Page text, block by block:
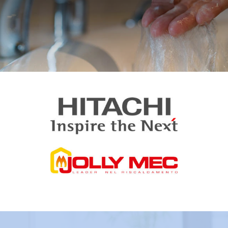
Voir nos produits
et sanitaires
co 2 Energies vous propose des solutions alternatives,